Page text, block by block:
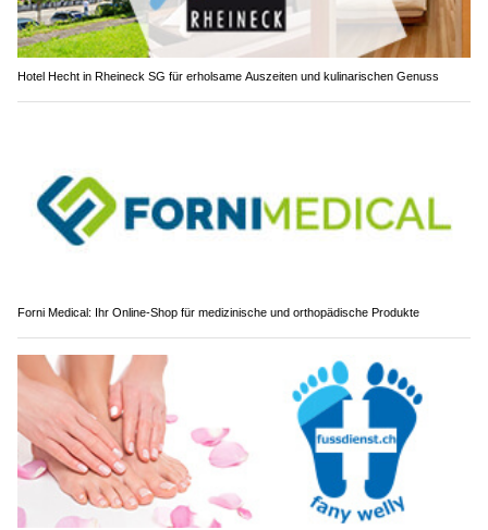
Hotel Hecht in Rheineck SG für erholsame Auszeiten und kulinarischen Genuss
Forni Medical: Ihr Online-Shop für medizinische und orthopädische Produkte